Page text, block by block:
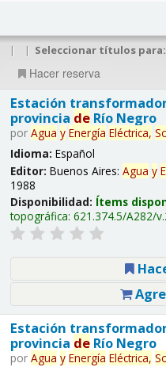
| | Seleccionar títulos para:
Hacer reserva
Estación
provincia deRío Negro
por Agua y Energía Eléctrica,
Idioma: Español
Editor: Buenos Aires: Agua y
1988
Disponibilidad: Ítems
topográfica: 621.374.5/A282/
Estación
provincia deRío Negro
por Agua y Energía Eléctrica,